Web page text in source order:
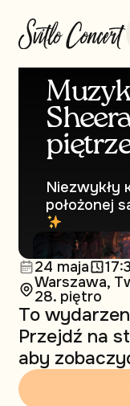
Niezwykły
położonej
24 maja
Warszawa,
28. piętro
To
Przejdź na
aby